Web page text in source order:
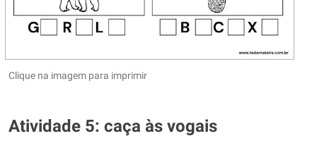
Clique na imagem para imprimir
Atividade 5: caça às vogais